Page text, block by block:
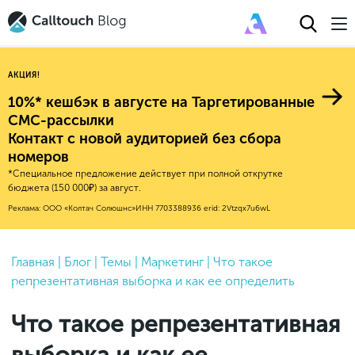
Авторитейл
Финансы
Е-коммерс
Недвижимость
HoReCa
Бьюти
Услуги
2025
2024
2022
2021
2020
2019
Новые продукты
Эксплейнеры
Обновления продуктов Calltouch
Обучение работы с инструментами
Calltouch
Индекс здоровья российского
Mental Health
Привлечение
Конверсия
Аналитика
Финансы и бухгалтерия
Callday
MeetUp
АКЦИЯ!
10%* кешбэк в августе на Таргетированные
СМС-рассылки
Контакт с новой аудиторией без сбора
номеров
*Специальное предложение действует при полной открутке
бюджета (150 000₽) за август.
Реклама: ООО «Колтач Солюшнс»ИНН 7703388936 erid: 2Vtzqx7u6wL
Главная Блог Темы Маркетинг
Что такое
репрезентативная выборка и как ее определить
Что такое репрезентативная